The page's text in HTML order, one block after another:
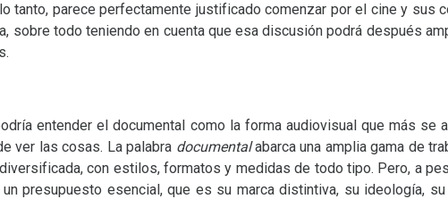
tanto, parece perfectamente justificado comenzar por el cine y sus
sobre todo teniendo en cuenta que esa discusión podrá después
entender el documental como la forma audiovisual que más se
ver las cosas. La palabra documentalabarca una amplia gama de
con estilos, formatos y medidas de todo tipo. Pero, a
presupuesto esencial, que es su marca distintiva, su ideología, su